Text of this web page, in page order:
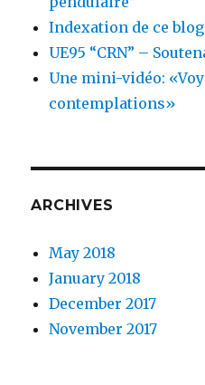
Indexation de ce
UE95 “CRN” –
Une mini-vidéo:
contemplations»
ARCHIVES
May 2018
January 2018
December 2017
November 2017